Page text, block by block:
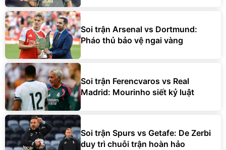
Soi trận Arsenal vs Dortmund:
Pháo thủ bảo vệ ngai vàng
Soi trận Ferencvaros vs Real
Madrid: Mourinho siết kỷ luật
Soi trận Spurs vs Getafe: De Zerbi
duy trì chuỗi trận hoàn hảo